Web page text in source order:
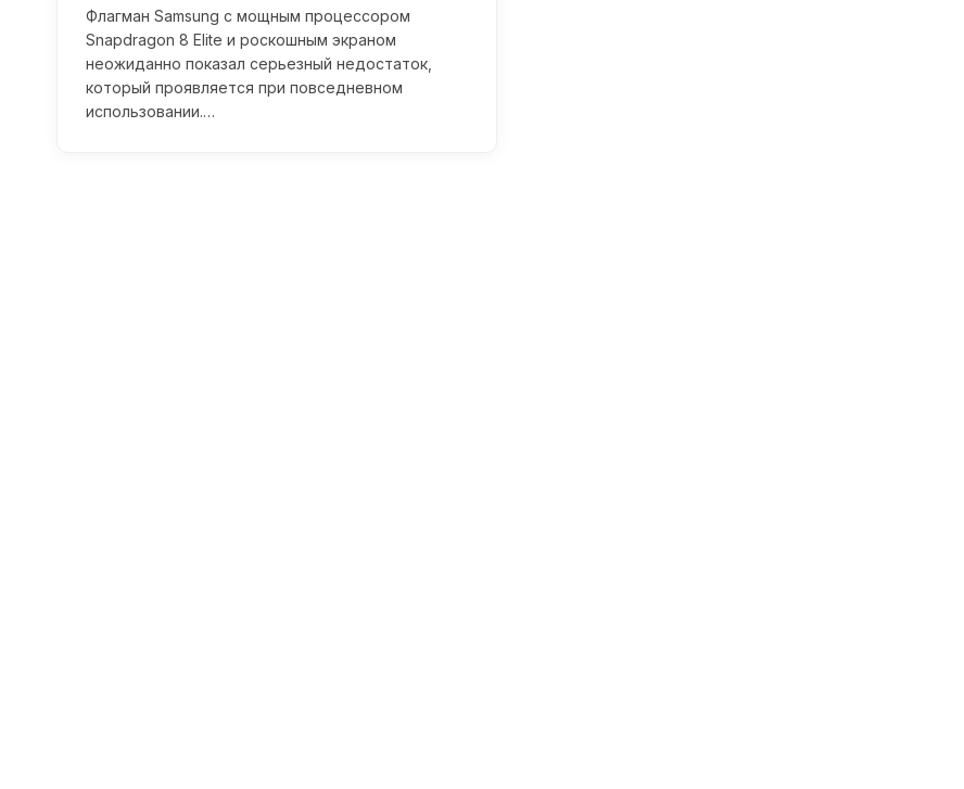
Флагман Samsung с мощным процессором
Snapdragon 8 Elite и роскошным экраном
неожиданно показал серьезный недостаток,
который проявляется при повседневном
использовании.…